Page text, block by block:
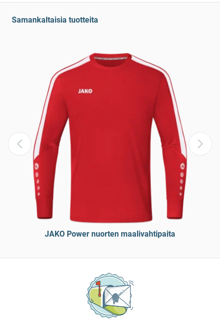
Samankaltaisia tuotteita
JAKO Power nuorten maalivahtipaita